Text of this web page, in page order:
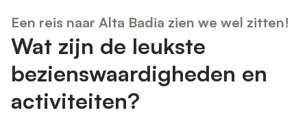
Een reis naar Alta Badia zien we wel zitten!
Wat zijn de leukste
bezienswaardigheden en
activiteiten?